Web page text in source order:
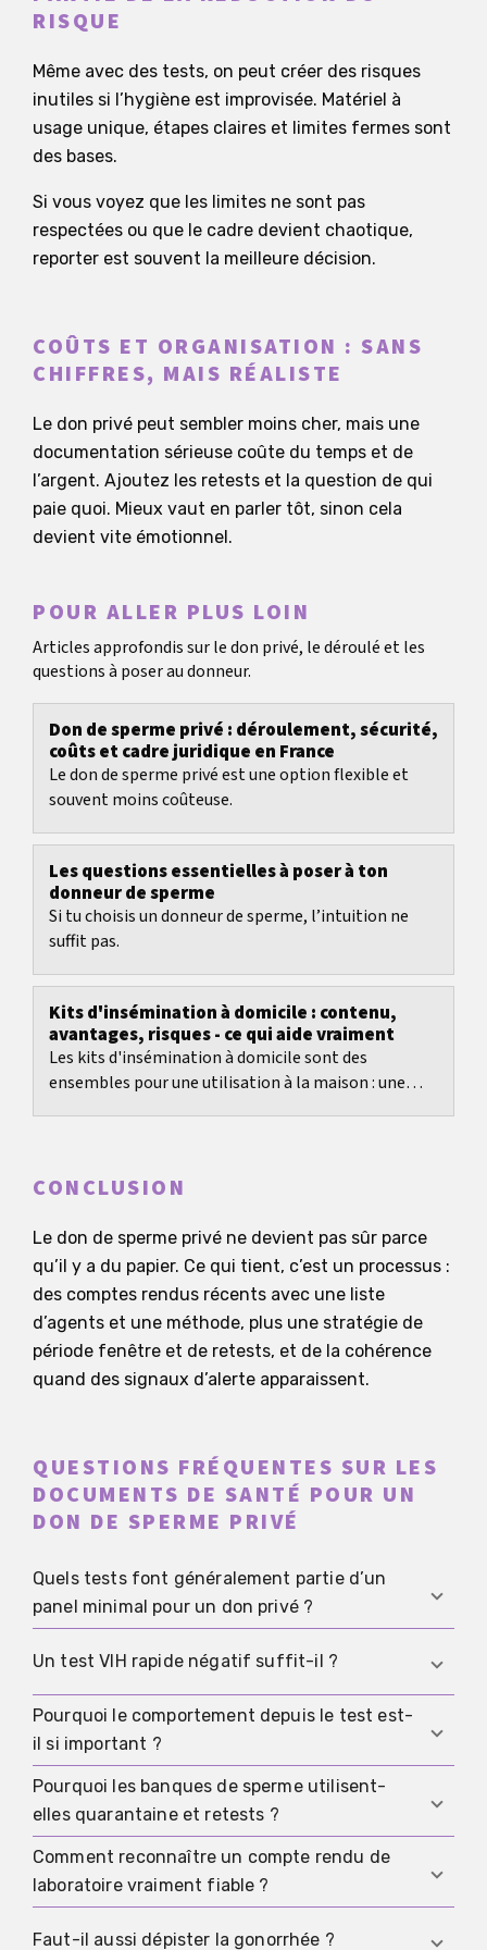
RISQUE
Même avec des tests, on peut créer des risques
inutiles si l’hygiène est improvisée. Matériel à
usage unique, étapes claires et limites fermes sont
des bases.
Si vous voyez que les limites ne sont pas
respectées ou que le cadre devient chaotique,
reporter est souvent la meilleure décision.
COÛTS ET ORGANISATION : SANS
CHIFFRES, MAIS RÉALISTE
Le don privé peut sembler moins cher, mais une
documentation sérieuse coûte du temps et de
l’argent. Ajoutez les retests et la question de qui
paie quoi. Mieux vaut en parler tôt, sinon cela
devient vite émotionnel.
POUR ALLER PLUS LOIN
Articles approfondis sur le don privé, le déroulé et les
questions à poser au donneur.
Don de sperme privé : déroulement, sécurité,
coûts et cadre juridique en France
Le don de sperme privé est une option flexible et
souvent moins coûteuse.
Les questions essentielles à poser à ton
donneur de sperme
Si tu choisis un donneur de sperme, l’intuition ne
suffit pas.
Kits d'insémination à domicile : contenu,
avantages, risques - ce qui aide vraiment
Les kits d'insémination à domicile sont des
ensembles pour une utilisation à la maison : une
CONCLUSION
Le don de sperme privé ne devient pas sûr parce
qu’il y a du papier. Ce qui tient, c’est un processus :
des comptes rendus récents avec une liste
d’agents et une méthode, plus une stratégie de
période fenêtre et de retests, et de la cohérence
quand des signaux d’alerte apparaissent.
QUESTIONS FRÉQUENTES SUR LES
DOCUMENTS DE SANTÉ POUR UN
DON DE SPERME PRIVÉ
Quels tests font généralement partie d’un
panel minimal pour un don privé ?
Un panel minimal raisonnable vise les principales
chlamydia. Les tests minimaux sont décrits dans
des exigences techniques officielles pour les
dons hors couple.EUR-Lex : directive
2006/17/CE
Un test VIH rapide négatif suffit-il ?
Un test rapide négatif n’exclut pas de façon
fiable une infection sans la période fenêtre et le
contexte. Pour les autotests VIH, un délai de 12
semaines est mentionné pour que le résultat soit
significatif.PEI : autotests VIHPour aller plus
loin, voirTest VIH rapide .
Pourquoi le comportement depuis le test est-
il si important ?
Parce qu’un négatif ne reflète l’état que jusqu’à
la date du test. S’il y a eu de nouveaux contacts
sexuels ou d’autres risques depuis, un négatif
plus ancien peut devenir presque inutile.
Pourquoi les banques de sperme utilisent-
elles quarantaine et retests ?
Parce que quarantaine et retests permettent de
gérer médicalement les périodes fenêtres. Des
Comment reconnaître un compte rendu de
laboratoire vraiment fiable ?
Un compte rendu fiable est attribuable sans
Faut-il aussi dépister la gonorrhée ?